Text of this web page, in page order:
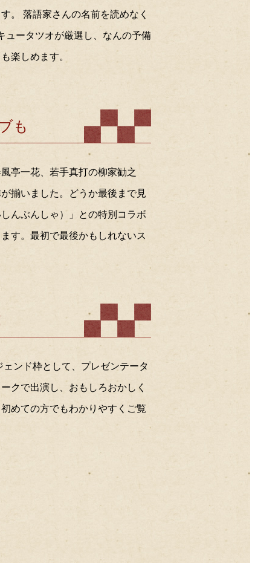
2025年01月
2024年12月
2024年11月
2024年07月
2024年05月
2024年04月
2024年03月
2024年02月
2024年01月
2023年12月
2023年11月
2023年10月
2023年09月
2023年08月
2023年07月
2023年01月
2022年12月
2022年11月
2022年09月
2022年07月
2022年06月
2022年05月
2022年04月
2022年02月
2021年12月
2021年08月
2021年07月
。 落語家さんの名前を読めなく
ュータツオが厳選し、なんの予備
楽しめます。
も
亭一花、若手真打の柳家勧之
揃いました。どうか最後まで見
んぶんしゃ）」との特別コラボ
す。最初で最後かもしれないス
ンド枠として、プレゼンテータ
クで出演し、おもしろおかしく
めての方でもわかりやすくご覧